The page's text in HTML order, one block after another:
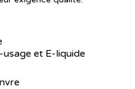
et E-liquide